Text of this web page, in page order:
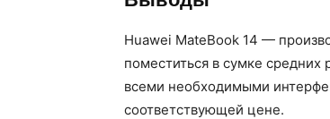
Huawei MateBook 14 —
поместиться в сумке
всеми необходимыми
соответствующей цене.